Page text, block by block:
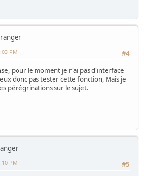
#4
PM
pour le moment je n'ai pas d'interface
donc pas tester cette fonction, Mais je
pérégrinations sur le sujet.
#5
PM